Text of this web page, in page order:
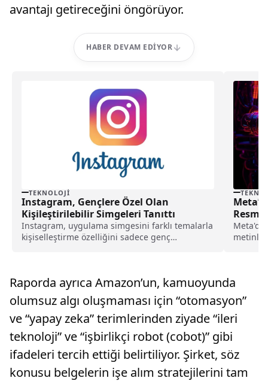
avantajı getireceğini öngörüyor.
HABER DEVAM EDIYOR
TEKNOLOJI
Instagram, Gençlere Özel Olan
Kişileştirilebilir Simgeleri Tanıttı
Instagram, uygulama simgesini farklı temalarla
kişiselleştirme özelliğini sadece genç
Raporda ayrıca Amazon’un, kamuoyunda
olumsuz algı oluşmaması için “otomasyon”
ve “yapay zeka” terimlerinden ziyade “ileri
teknoloji” ve “işbirlikçi robot (cobot)” gibi
ifadeleri tercih ettiği belirtiliyor. Şirket, söz
konusu belgelerin işe alım stratejilerini tam